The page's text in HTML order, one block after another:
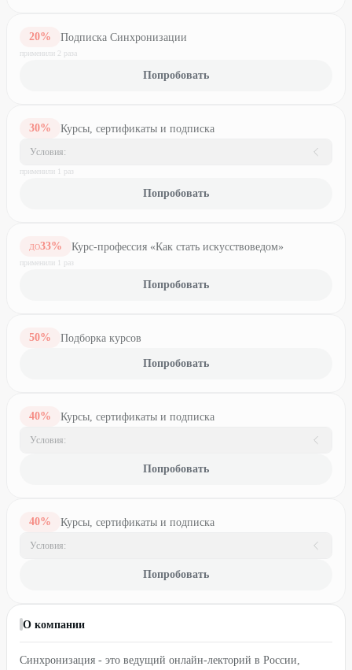
20% Подписка Синхронизации
применили 2 раз а
Попробовать
30% Курсы, сертификаты и подписка
Условия:
применили 1 раз
Попробовать
ДО33% Курс-профессия «Как стать искусствоведом»
применили 1 раз
Попробовать
50% Подборка курсов
Попробовать
40% Курсы, сертификаты и подписка
Условия:
Попробовать
40% Курсы, сертификаты и подписка
Условия:
Попробовать
О компании
Синхронизация - это ведущий онлайн-лекторий в России,